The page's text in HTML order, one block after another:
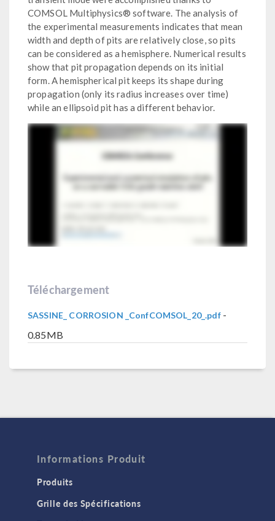
COMSOL Multiphysics® software. The analysis of
the experimental measurements indicates that mean
width and depth of pits are relatively close, so pits
can be considered as a hemisphere. Numerical results
show that pit propagation depends on its initial
form. A hemispherical pit keeps its shape during
propagation (only its radius increases over time)
while an ellipsoid pit has a different behavior.
Téléchargement
SASSINE_ CORROSION _ConfCOMSOL_20_.pdf-
0.85MB
Informations Produit
Produits
Grille des Spécifications